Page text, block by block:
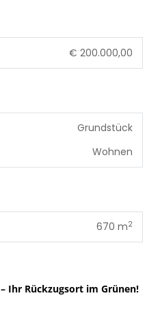
Ihr Rückzugsort im Grünen!
€ 200.000,00
Grundstück
Wohnen
670 m2